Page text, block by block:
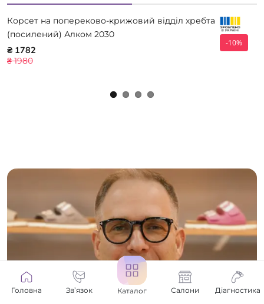
-10%
Корсет на попереково-крижовий відділ хребта
(посилений) Алком 2030
₴ 1782
₴ 1980
Головна Зв’язок Каталог Салони Діагностика